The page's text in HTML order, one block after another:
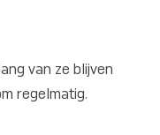
van ze blijven
regelmatig.